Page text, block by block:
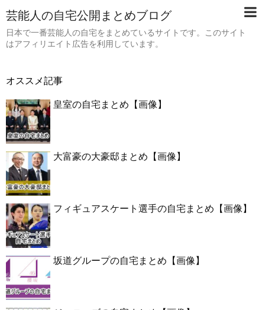
芸能人の自宅公開まとめブログ
日本で一番芸能人の自宅をまとめているサイトです。このサイト
はアフィリエイト広告を利用しています。
オススメ記事
皇室の自宅まとめ【画像】
大富豪の大豪邸まとめ【画像】
フィギュアスケート選手の自宅まとめ【画像】
坂道グループの自宅まとめ【画像】